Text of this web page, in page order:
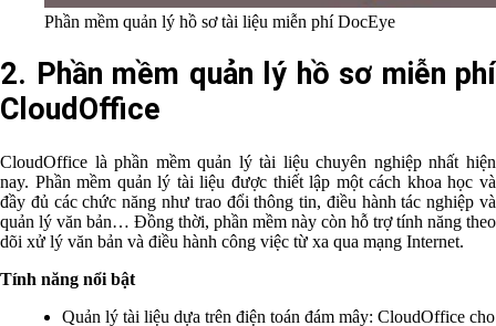
Phần mềm quản lý hồ sơ tài liệu miễn phí DocEye
2. Phần mềm quản lý hồ sơ miễn phí
CloudOffice
CloudOffice là phần mềm quản lý tài liệu chuyên nghiệp nhất hiện
nay. Phần mềm quản lý tài liệu được thiết lập một cách khoa học và
đầy đủ các chức năng như trao đổi thông tin, điều hành tác nghiệp và
quản lý văn bản… Đồng thời, phần mềm này còn hỗ trợ tính năng theo
dõi xử lý văn bản và điều hành công việc từ xa qua mạng Internet.
Tính năng nổi bật
Quản lý tài liệu dựa trên điện toán đám mây: CloudOffice cho